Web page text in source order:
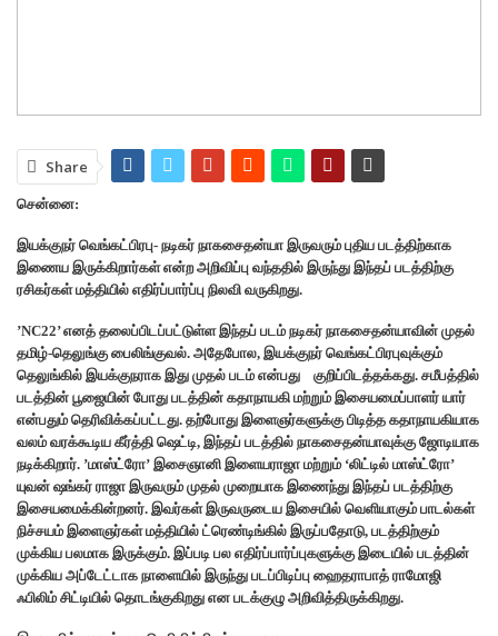
Share
சென்னை:
இயக்குநர் வெங்கட்பிரபு- நடிகர் நாகசைதன்யா இருவரும் புதிய படத்திற்காக
இணைய இருக்கிறார்கள் என்ற அறிவிப்பு வந்ததில் இருந்து இந்தப் படத்திற்கு
ரசிகர்கள் மத்தியில் எதிர்ப்பார்ப்பு நிலவி வருகிறது.
’NC22’ எனத் தலைப்பிடப்பட்டுள்ள இந்தப் படம் நடிகர் நாகசைதன்யாவின் முதல்
தமிழ்-தெலுங்கு பைலிங்குவல். அதேபோல, இயக்குநர் வெங்கட்பிரபுவுக்கும்
தெலுங்கில் இயக்குநராக இது முதல் படம் என்பது குறிப்பிடத்தக்கது. சமீபத்தில்
படத்தின் பூஜையின் போது படத்தின் கதாநாயகி மற்றும் இசையமைப்பாளர் யார்
என்பதும் தெரிவிக்கப்பட்டது. தற்போது இளைஞர்களுக்கு பிடித்த கதாநாயகியாக
வலம் வரக்கூடிய கீர்த்தி ஷெட்டி, இந்தப் படத்தில் நாகசைதன்யாவுக்கு ஜோடியாக
நடிக்கிறார். ’மாஸ்ட்ரோ’ இசைஞானி இளையராஜா மற்றும் ‘லிட்டில் மாஸ்ட்ரோ’
யுவன் ஷங்கர் ராஜா இருவரும் முதல் முறையாக இணைந்து இந்தப் படத்திற்கு
இசையமைக்கின்றனர். இவர்கள் இருவருடைய இசையில் வெளியாகும் பாடல்கள்
நிச்சயம் இளைஞர்கள் மத்தியில் ட்ரெண்டிங்கில் இருப்பதோடு, படத்திற்கும்
முக்கிய பலமாக இருக்கும். இப்படி பல எதிர்ப்பார்ப்புகளுக்கு இடையில் படத்தின்
முக்கிய அப்டேட்டாக நாளையில் இருந்து படப்பிடிப்பு ஹைதராபாத் ராமோஜி
ஃபிலிம் சிட்டியில் தொடங்குகிறது என படக்குழு அறிவித்திருக்கிறது.